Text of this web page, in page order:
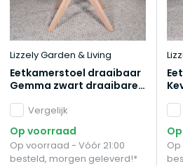
Lizzely Garden & Living
Eetkamerstoel draaibaar
Gemma zwart draaibare
Vergelijk
Op voorraad
Op voorraad - Vóór 21:00
besteld, morgen geleverd!*